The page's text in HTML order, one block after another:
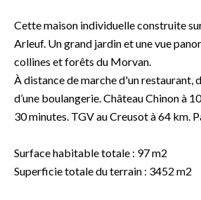
Cette maison individuelle construite
Arleuf. Un grand jardin et une vue
collines et forêts du Morvan.
À distance de marche d'un restaurant,
d’une boulangerie. Château Chinon à
30 minutes. TGV au Creusot à 64 km.
Surface habitable totale : 97 m2
Superficie totale du terrain : 3452 m2